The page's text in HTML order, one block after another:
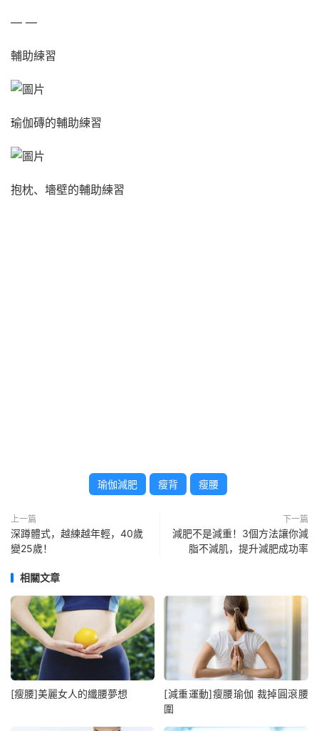
— —
輔助練習
瑜伽磚的輔助練習
抱枕、墻壁的輔助練習
瑜伽減肥 瘦背 瘦腰
上一篇
深蹲體式，越練越年輕，40歲
變25歲！
下一篇
減肥不是減重！3個方法讓你減
脂不減肌，提升減肥成功率
相關文章
[瘦腰]美麗女人的纖腰夢想
[減重運動]瘦腰瑜伽 裁掉圓滾腰
圍